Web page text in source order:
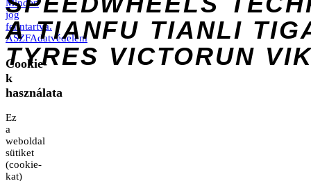
A TIANFU TIANLI
TYRES VICTORUN
Minden
jog
fenntartva.
ÁSZFAdatvédelem
Cookie-
k
használata
Ez
a
weboldal
sütiket
(cookie-
kat)